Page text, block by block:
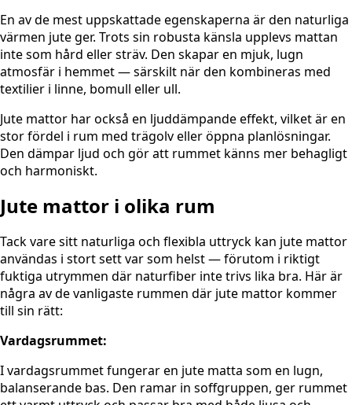
En av de mest uppskattade egenskaperna är den naturliga
värmen jute ger. Trots sin robusta känsla upplevs mattan
inte som hård eller sträv. Den skapar en mjuk, lugn
atmosfär i hemmet — särskilt när den kombineras med
textilier i linne, bomull eller ull.
Jute mattor har också en ljuddämpande effekt, vilket är en
stor fördel i rum med trägolv eller öppna planlösningar.
Den dämpar ljud och gör att rummet känns mer behagligt
och harmoniskt.
Jute mattor i olika rum
Tack vare sitt naturliga och flexibla uttryck kan jute mattor
användas i stort sett var som helst — förutom i riktigt
fuktiga utrymmen där naturfiber inte trivs lika bra. Här är
några av de vanligaste rummen där jute mattor kommer
till sin rätt:
Vardagsrummet:
I vardagsrummet fungerar en jute matta som en lugn,
balanserande bas. Den ramar in soffgruppen, ger rummet